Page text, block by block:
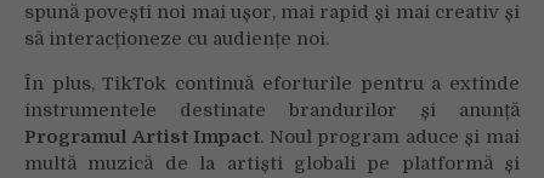
spună povești noi mai ușor, mai rapid și mai creativ și
să interacționeze cu audiențe noi.
În plus, TikTok continuă eforturile pentru a extinde
instrumentele destinate brandurilor și anunță
Programul Artist Impact. Noul program aduce și mai
multă muzică de la artiști globali pe platformă și